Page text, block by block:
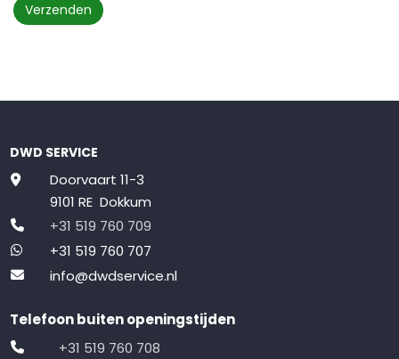
Verzenden
DWD SERVICE
Doorvaart 11-3
9101 RE Dokkum
+31 519 760 709
+31 519 760 707
info@dwdservice.nl
Telefoon buiten openingstijden
+31 519 760 708